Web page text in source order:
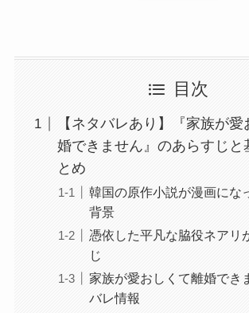
目次
【ネタバレあり】『家族が
婚できません』のあらすじと
とめ
韓国の原作小説が漫画にな
背景
憑依した平凡な脇役ネアリ
じ
家族が愛おしくて離婚でき
バレ情報